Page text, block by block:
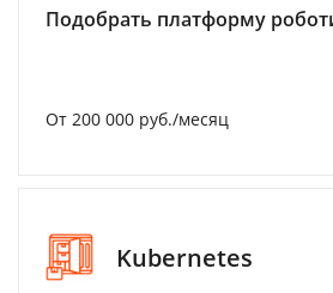
Подобрать платформу
От 200 000 руб./месяц
Kubernetes